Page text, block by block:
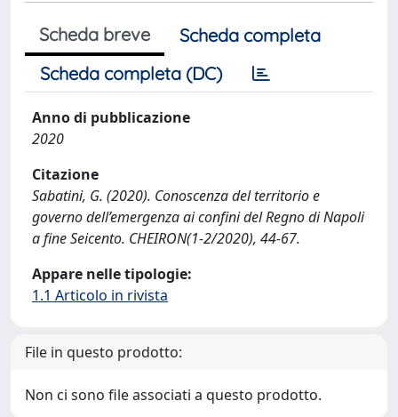
Scheda breve
Scheda completa
Scheda completa (DC)
Anno di pubblicazione
2020
Citazione
Sabatini, G. (2020). Conoscenza del territorio e
governo dell’emergenza ai confini del Regno di Napoli
a fine Seicento. CHEIRON(1-2/2020), 44-67.
Appare nelle tipologie:
1.1 Articolo in rivista
File in questo prodotto:
Non ci sono file associati a questo prodotto.